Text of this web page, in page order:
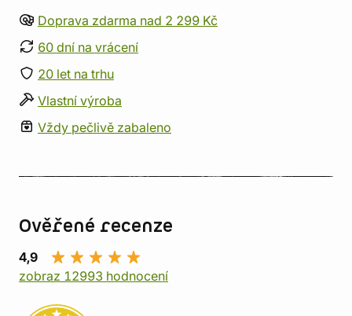
Doprava zdarma nad 2 299 Kč
60 dní na vrácení
20 let na trhu
Vlastní výroba
Vždy pečlivě zabaleno
Ověřené recenze
4,9
zobraz 12993 hodnocení